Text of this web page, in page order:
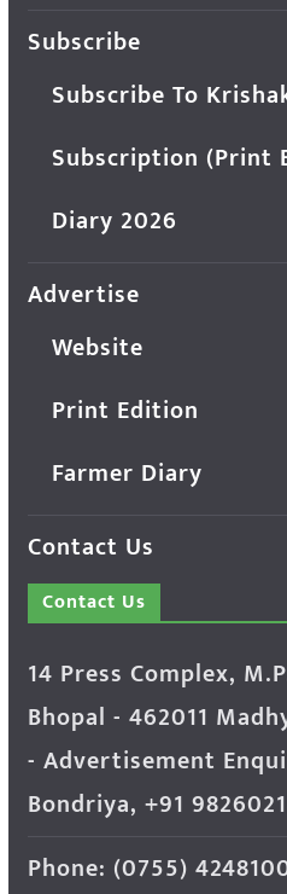
Subscribe
Subscribe To
Subscription (Print
Diary 2026
Advertise
Website
Print Edition
Farmer Diary
Contact Us
Contact Us
14 Press Complex,
Bhopal - 462011
- Advertisement
Bondriya, +91
Phone: (0755)